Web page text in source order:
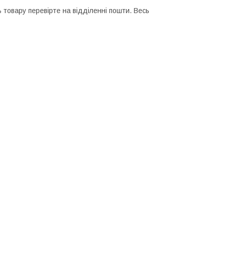
перевірте на відділенні пошти. Весь